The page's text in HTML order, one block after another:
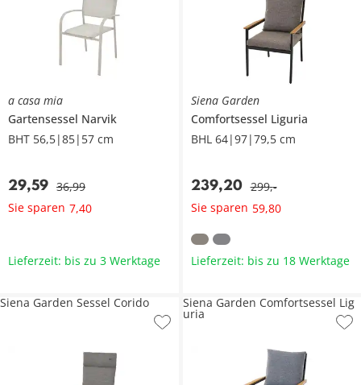
a casa mia
Gartensessel Narvik
BHT 56,5|85|57 cm
29,59 36,99
Sie sparen 7,40
Lieferzeit: bis zu 3 Werktage
Siena Garden
Comfortsessel Liguria
BHL 64|97|79,5 cm
239,20 299,-
Sie sparen 59,80
Lieferzeit: bis zu 18 Werktage
Siena Garden Sessel Corido Siena Garden Comfortsessel Lig
uria